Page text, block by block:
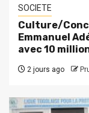
SOCIETE
Culture/
Emmanuel
avec 10
2 jours ago